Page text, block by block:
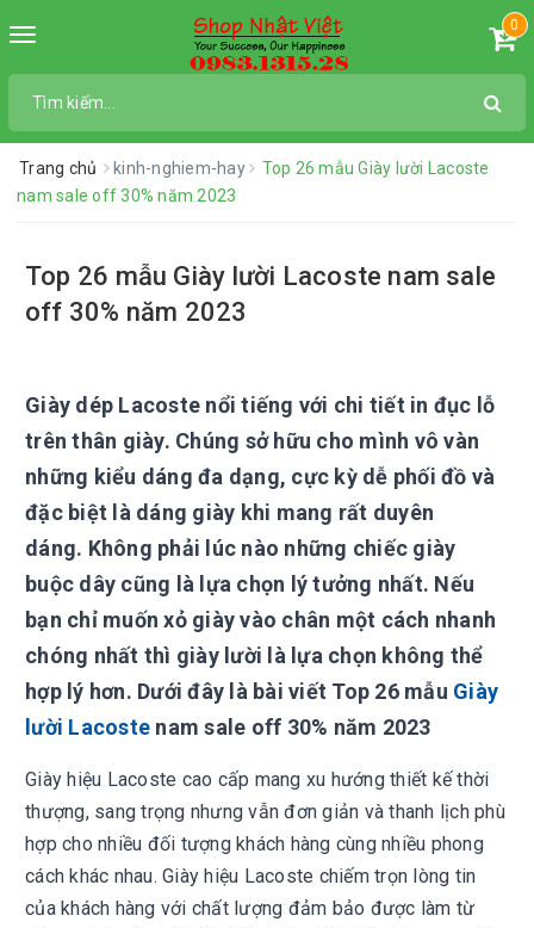
Toggle
0
Trang chủ kinh-nghiem-hay
Top 26 mẫu Giày lười Lacoste
nam sale off 30% năm 2023
Top 26 mẫu Giày lười Lacoste nam sale
off 30% năm 2023
Giày dép Lacoste nổi tiếng với chi tiết in đục lỗ
trên thân giày. Chúng sở hữu cho mình vô vàn
những kiểu dáng đa dạng, cực kỳ dễ phối đồ và
đặc biệt là dáng giày khi mang rất duyên
dáng. Không phải lúc nào những chiếc giày
buộc dây cũng là lựa chọn lý tưởng nhất. Nếu
bạn chỉ muốn xỏ giày vào chân một cách nhanh
chóng nhất thì giày lười là lựa chọn không thể
hợp lý hơn. Dưới đây là bài viết Top 26 mẫu Giày
lười Lacoste nam sale off 30% năm 2023
Giày hiệu Lacoste cao cấp mang xu hướng thiết kế thời
thượng, sang trọng nhưng vẫn đơn giản và thanh lịch phù
hợp cho nhiều đối tượng khách hàng cùng nhiều phong
cách khác nhau. Giày hiệu Lacoste chiếm trọn lòng tin
của khách hàng với chất lượng đảm bảo được làm từ